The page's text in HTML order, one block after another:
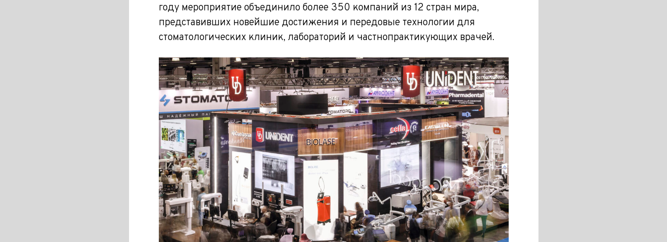
году мероприятие объединило более 350 компаний из 12 стран мира,
представивших новейшие достижения и передовые технологии для
стоматологических клиник, лабораторий и частнопрактикующих врачей.